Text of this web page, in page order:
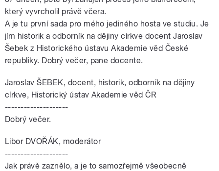
který vyvrcholil právě včera.
A je tu první sada pro mého jediného hosta ve studiu. Je
jím historik a odborník na dějiny církve docent Jaroslav
Šebek z Historického ústavu Akademie věd České
republiky. Dobrý večer, pane docente.
Jaroslav ŠEBEK, docent, historik, odborník na dějiny
církve, Historický ústav Akademie věd ČR
--------------------
Dobrý večer.
Libor DVOŘÁK, moderátor
--------------------
Jak právě zaznělo, a je to samozřejmě všeobecně